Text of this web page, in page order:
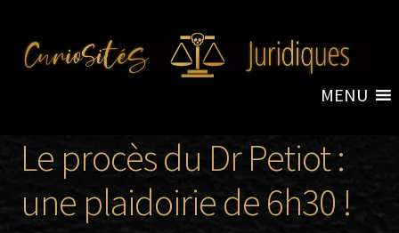
Aller
à
Aller
au
MENU
Accueil
Revue du droit insolite
Le procès du Dr Petiot :
une plaidoirie de 6h30 !